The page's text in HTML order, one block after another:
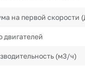
на первой скорости
двигателей
(м3/ч)